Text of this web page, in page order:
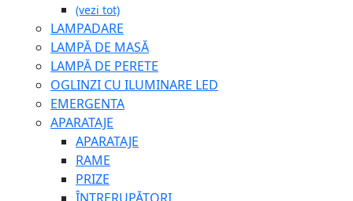
(vezi tot)
LAMPADARE
LAMPĂ DE MASĂ
LAMPĂ DE PERETE
OGLINZI CU ILUMINARE LED
EMERGENTA
APARATAJE
APARATAJE
RAME
PRIZE